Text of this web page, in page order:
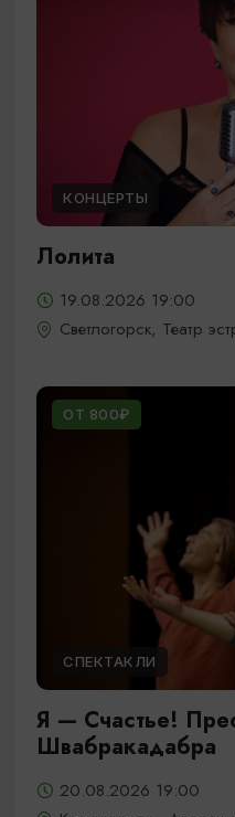
КОНЦЕРТЫ
Лолита
19.08.2026 19:00
Светлогорск, Театр
ОТ 800₽
СПЕКТАКЛИ
Я — Счастье!
Швабракадабра
20.08.2026 19:00